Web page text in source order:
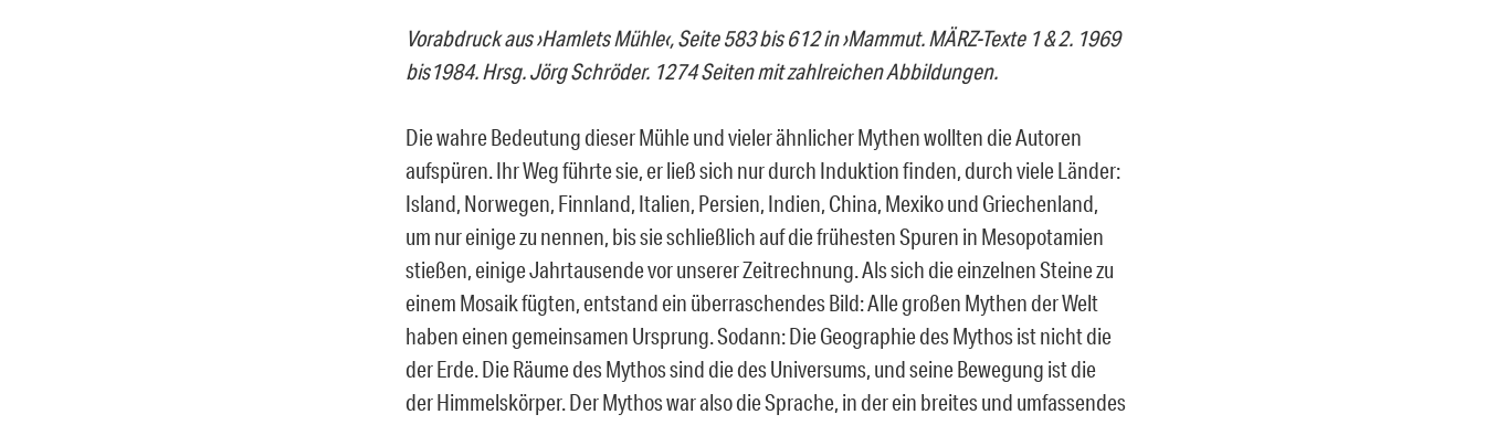
Vorabdruck aus ›Hamlets Mühle‹, Seite 583 bis 612 in ›Mammut. MÄRZ-Texte 1 & 2. 1969
bis1984. Hrsg. Jörg Schröder. 1274 Seiten mit zahlreichen Abbildungen.
Die wahre Bedeutung dieser Mühle und vieler ähnlicher Mythen wollten die Autoren
aufspüren. Ihr Weg führte sie, er ließ sich nur durch Induktion finden, durch viele Länder:
Island, Norwegen, Finnland, Italien, Persien, Indien, China, Mexiko und Griechenland,
um nur einige zu nennen, bis sie schließlich auf die frühesten Spuren in Mesopotamien
stießen, einige Jahrtausende vor unserer Zeitrechnung. Als sich die einzelnen Steine zu
einem Mosaik fügten, entstand ein überraschendes Bild: Alle großen Mythen der Welt
haben einen gemeinsamen Ursprung. Sodann: Die Geographie des Mythos ist nicht die
der Erde. Die Räume des Mythos sind die des Universums, und seine Bewegung ist die
der Himmelskörper. Der Mythos war also die Sprache, in der ein breites und umfassendes